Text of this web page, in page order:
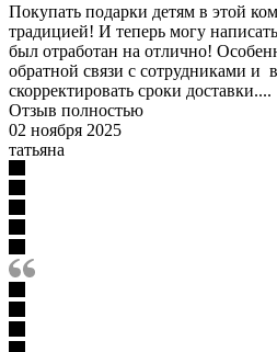
Покупать подарки детям в этой
традицией! И теперь могу
был отработан на отлично!
обратной связи с сотрудниками и
скорректировать сроки доставки....
Отзыв полностью
02 ноября 2025
татьяна